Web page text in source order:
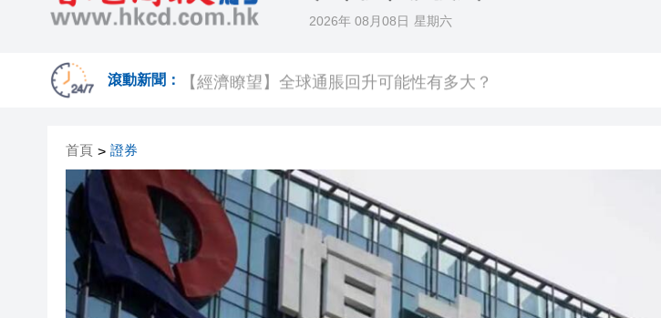
2026年 08月08日 星期六
滾動新聞：
【經濟瞭望】全球通脹回升可能性有多大？
商事調解大賽圓滿舉辦
逾百體育界精英齊聚青途研討會 建言獻策推動體育產業化
【財通AH】勤浩醫藥「回血」再次遞表港股！營收暴漲1786倍背
賭壓頂
美媒：馬斯克拒絕讓烏克蘭用「星鏈」打擊俄境內目標
有片丨粵車南下沉浸式體驗指南
首頁 > 證券